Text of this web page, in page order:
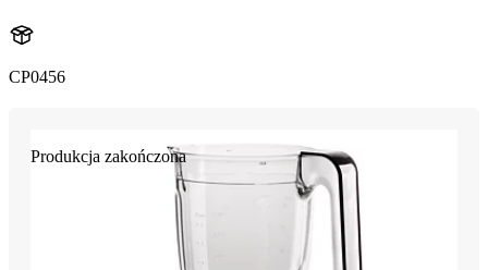
CP0456
Produkcja zakończona